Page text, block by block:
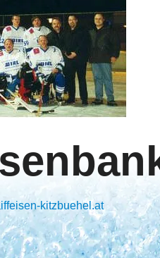
kitzbuehel.at